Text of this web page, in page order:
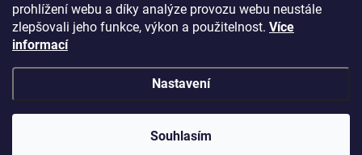
prohlížení webu a díky analýze provozu webu neustále
zlepšovali jeho funkce, výkon a použitelnost. Více
informací
Nastavení
Souhlasím
Woldoshop s.r.o. . Všechna práva vyhrazena.